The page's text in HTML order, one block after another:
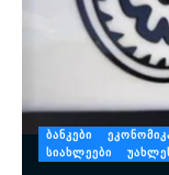
ᲑᲐᲜᲙᲔᲑᲘ
ᲡᲘᲐᲮᲚᲔᲔᲑᲘ